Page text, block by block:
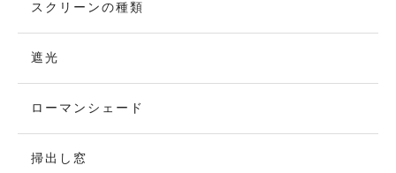
スクリーンの種類
遮光
ローマンシェード
掃出し窓